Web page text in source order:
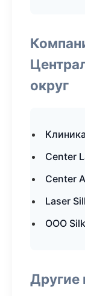
округ
Center
Center
Laser
ООО
Другие